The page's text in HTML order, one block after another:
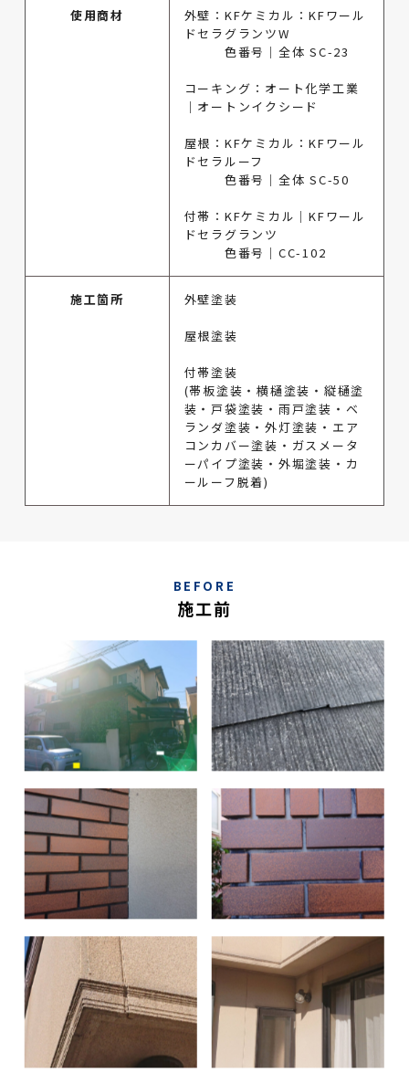
使用商材
外壁：KFケミカル：KFワール
ドセラグランツW
色番号｜全体 SC-23
コーキング：オート化学工業
｜オートンイクシード
屋根：KFケミカル：KFワール
ドセラルーフ
色番号｜全体 SC-50
付帯：KFケミカル｜KFワール
ドセラグランツ
色番号｜CC-102
施工箇所 外壁塗装
屋根塗装
付帯塗装
(帯板塗装・横樋塗装・縦樋塗
装・戸袋塗装・雨戸塗装・ベ
ランダ塗装・外灯塗装・エア
コンカバー塗装・ガスメータ
ーパイプ塗装・外堀塗装・カ
ールーフ脱着)
BEFORE
施工前